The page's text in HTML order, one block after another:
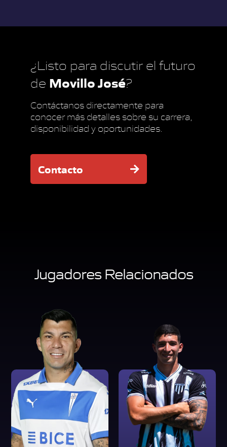
¿Listo para discutir el futuro
de Movillo José?
Contáctanos directamente para
conocer más detalles sobre su carrera,
disponibilidad y oportunidades.
Contacto
Jugadores Relacionados